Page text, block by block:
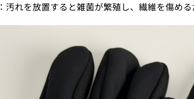
：汚れを放置すると雑菌が繁殖し、繊維を傷め